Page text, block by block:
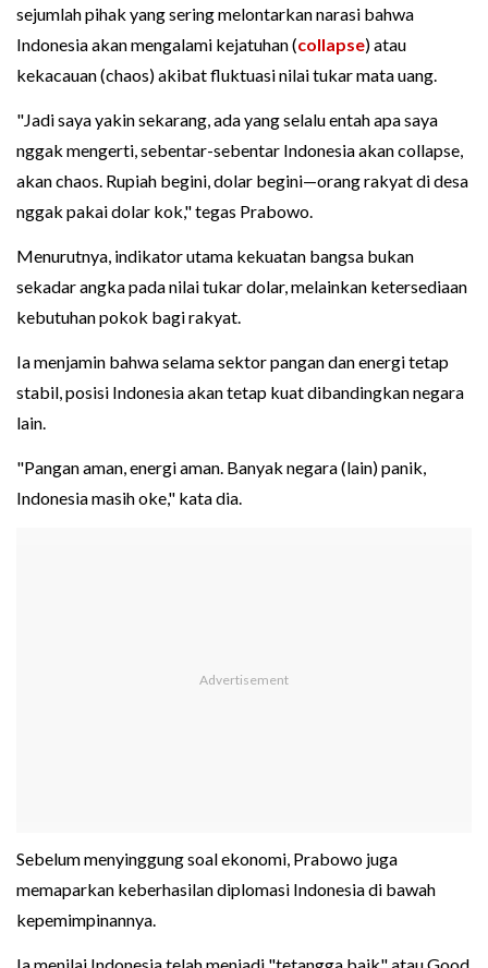
sejumlah pihak yang sering melontarkan narasi bahwa
Indonesia akan mengalami kejatuhan (collapse) atau
kekacauan (chaos) akibat fluktuasi nilai tukar mata uang.
"Jadi saya yakin sekarang, ada yang selalu entah apa saya
nggak mengerti, sebentar-sebentar Indonesia akan collapse,
akan chaos. Rupiah begini, dolar begini—orang rakyat di desa
nggak pakai dolar kok," tegas Prabowo.
Menurutnya, indikator utama kekuatan bangsa bukan
sekadar angka pada nilai tukar dolar, melainkan ketersediaan
kebutuhan pokok bagi rakyat.
Ia menjamin bahwa selama sektor pangan dan energi tetap
stabil, posisi Indonesia akan tetap kuat dibandingkan negara
lain.
"Pangan aman, energi aman. Banyak negara (lain) panik,
Indonesia masih oke," kata dia.
Sebelum menyinggung soal ekonomi, Prabowo juga
memaparkan keberhasilan diplomasi Indonesia di bawah
kepemimpinannya.